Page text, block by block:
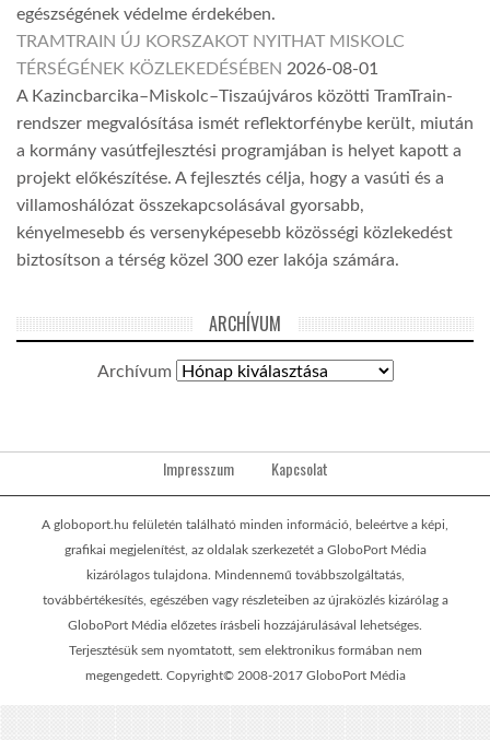
egészségének védelme érdekében.
TRAMTRAIN ÚJ KORSZAKOT NYITHAT MISKOLC
TÉRSÉGÉNEK KÖZLEKEDÉSÉBEN 2026-08-01
A Kazincbarcika–Miskolc–Tiszaújváros közötti TramTrain-
rendszer megvalósítása ismét reflektorfénybe került, miután
a kormány vasútfejlesztési programjában is helyet kapott a
projekt előkészítése. A fejlesztés célja, hogy a vasúti és a
villamoshálózat összekapcsolásával gyorsabb,
kényelmesebb és versenyképesebb közösségi közlekedést
biztosítson a térség közel 300 ezer lakója számára.
ARCHÍVUM
Archívum
Impresszum Kapcsolat
A globoport.hu felületén található minden információ, beleértve a képi,
grafikai megjelenítést, az oldalak szerkezetét a GloboPort Média
kizárólagos tulajdona. Mindennemű továbbszolgáltatás,
továbbértékesítés, egészében vagy részleteiben az újraközlés kizárólag a
GloboPort Média előzetes írásbeli hozzájárulásával lehetséges.
Terjesztésük sem nyomtatott, sem elektronikus formában nem
megengedett. Copyright© 2008-2017 GloboPort Média